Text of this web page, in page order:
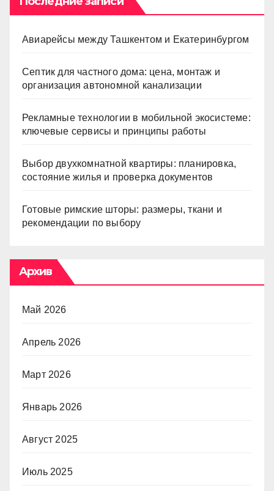
Авиарейсы между Ташкентом и Екатеринбургом
Септик для частного дома: цена, монтаж и
организация автономной канализации
Рекламные технологии в мобильной экосистеме:
ключевые сервисы и принципы работы
Выбор двухкомнатной квартиры: планировка,
состояние жилья и проверка документов
Готовые римские шторы: размеры, ткани и
рекомендации по выбору
Архив
Май 2026
Апрель 2026
Март 2026
Январь 2026
Август 2025
Июль 2025